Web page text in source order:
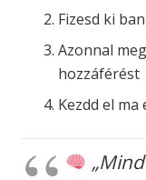
Fizesd ki
Azonnal
hozzáférést
Kezdd el ma